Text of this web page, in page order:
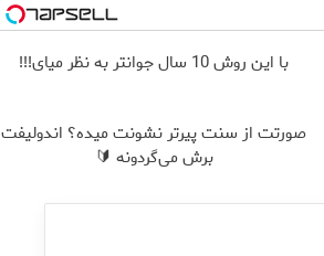
با این روش 10 سال جوانتر به نظر میای!!!
صورتت از سنت پیرتر نشونت میده؟ اندولیفت
برش می‌گردونه 🔰